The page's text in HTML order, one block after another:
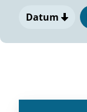
Datum